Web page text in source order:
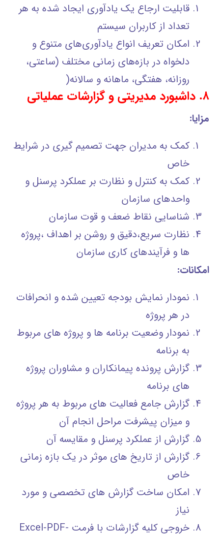
قابليت ارجاع يك يادآوري ايجاد شده به هر
تعداد از كاربران سيستم
امكان تعريف انواع يادآوري‌هاي متنوع و
دلخواه در بازه‌هاي زماني مختلف (ساعتي،
روزانه، هفتگي، ماهانه و سالانه(
۸. داشبورد مدیریتی و گزارشات عملیاتی
مزایا:
کمک به مدیران جهت تصمیم گیری در شرایط
خاص
کمک به کنترل و نظارت بر عملکرد پرسنل و
واحدهای سازمان
شناسایی نقاط ضعف و قوت سازمان
نظارت سریع،دقیق و روشن بر اهداف ،پروژه
ها و فرآیندهای کاری سازمان
امکانات:
نمودار نمایش بودجه تعيين شده و انحرافات
در هر پروژه
نمودار وضعیت برنامه ها و پروژه های مربوط
به برنامه
گزارش پرونده پیمانکاران و مشاوران پروژه
های برنامه
گزارش جامع فعالیت های مربوط به هر پروژه
و میزان پیشرفت مراحل انجام آن
گزارش از عملکرد پرسنل و مقایسه آن
گزارش از تاریخ های موثر در یک بازه زمانی
خاص
امکان ساخت گزارش های تخصصی و مورد
نیاز
خروجی کلیه گزارشات با فرمت Excel-PDF-